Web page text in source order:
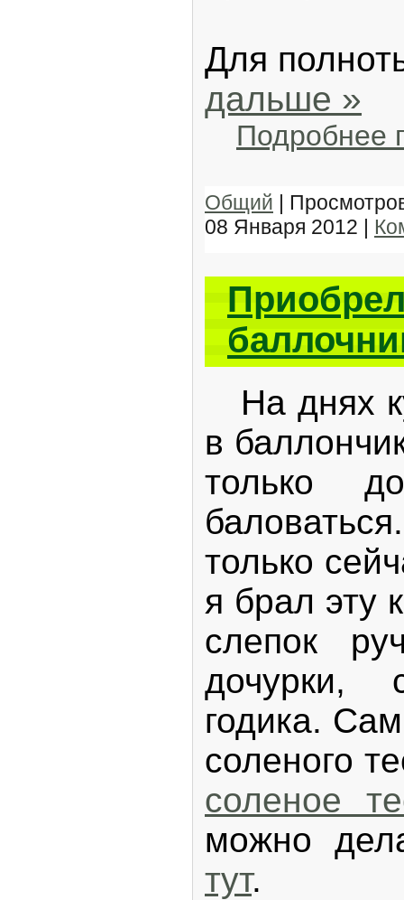
Для
дальше »
Подробнее
Общий |
08 Января 2012 |
На днях
в
только
только
я брал эту
слепок
дочурки,
годика.
соленого
соленое
можно
тут.